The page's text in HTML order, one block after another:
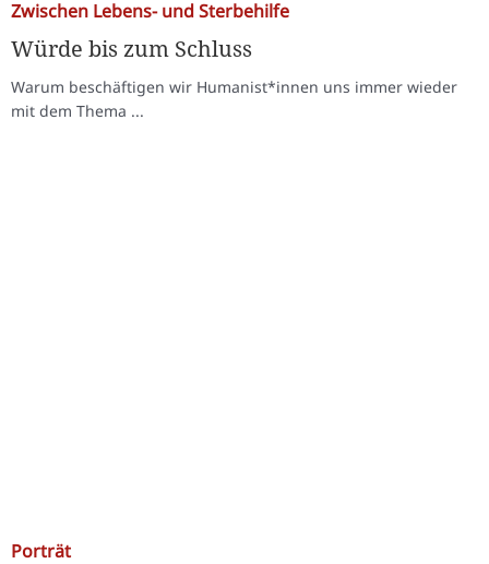
Zwischen Lebens- und Sterbehilfe
Würde bis zum Schluss
Warum beschäftigen wir Humanist*innen uns immer wieder
mit dem Thema ...
Porträt